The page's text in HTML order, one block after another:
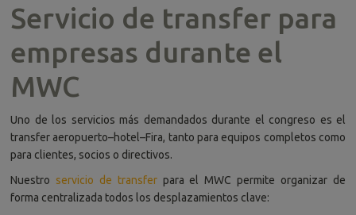
Servicio de transfer para
empresas durante el
MWC
Uno de los servicios más demandados durante el congreso es el
transfer aeropuerto–hotel–Fira, tanto para equipos completos como
para clientes, socios o directivos.
Nuestro servicio de transferpara el MWC permite organizar de
forma centralizada todos los desplazamientos clave: